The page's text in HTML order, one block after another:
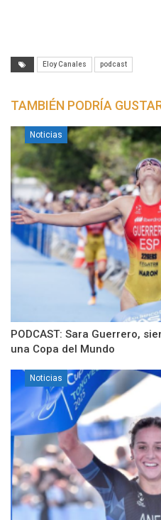
Eloy Canales podcast
TAMBIÉN PODRÍA
Noticias
PODCAST: Sara Guerrero,
una Copa del Mundo
Noticias